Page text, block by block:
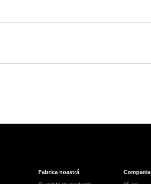
Fabrica noastră Compania